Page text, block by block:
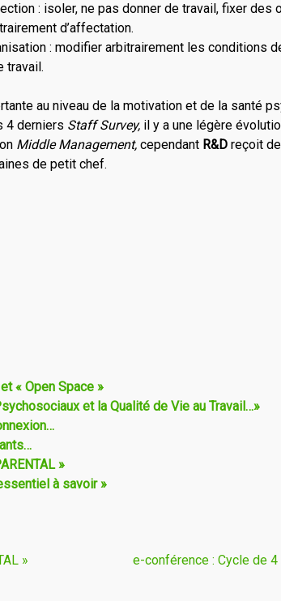
: isoler, ne pas donner de travail, fixer
d’affectation.
: modifier arbitrairement les conditions
travail.
au niveau de la motivation et de la santé
4 derniers Staff Survey, il y a une légère
Middle Management, cependant R&D reçoit
de petit chef.
« Open Space »
et la Qualité de Vie au Travail…»
»
à savoir »
» e-conférence : Cycle de